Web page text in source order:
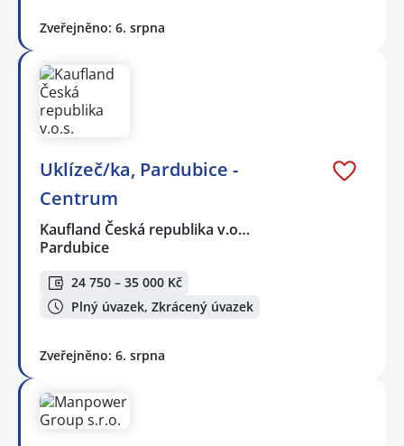
Zveřejněno: 6. srpna
Uklízeč/ka, Pardubice -
Centrum
Kaufland Česká republika v.o…
Pardubice
24 750 – 35 000 Kč
Plný úvazek, Zkrácený úvazek
Zveřejněno: 6. srpna